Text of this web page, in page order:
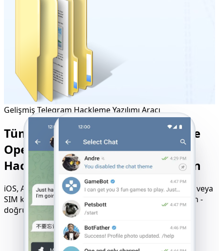
Gelişmiş Telegram Hackleme Yazılımı Aracı
Tüm Cihazlar, İşletim Sistemleri ve
Operatörlerle Uyumlu - Telegram
Hackleme Yolculuğunuza Başlayın
iOS, Android, Windows ve macOS'ta çalışır. Kurulum veya
SIM kilidi olmadan sorunsuz erişim deneyimi yaşayın -
doğrudan tarayıcınızda çalıştırın.